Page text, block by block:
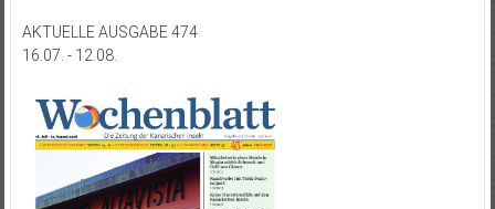
AKTUELLE AUSGABE 474
16.07. - 12.08.